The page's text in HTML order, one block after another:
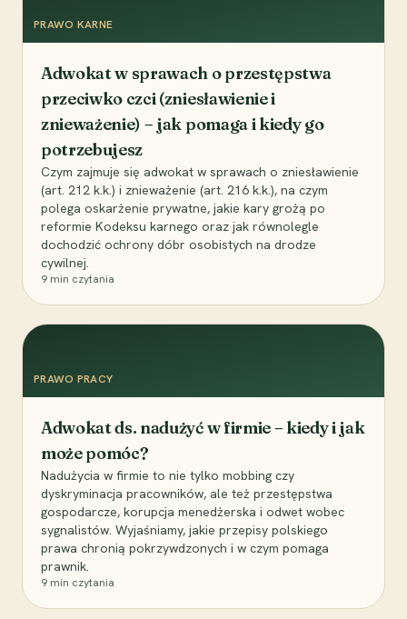
PRAWO KARNE
Adwokat w sprawach o przestępstwa
przeciwko czci (zniesławienie i
znieważenie) – jak pomaga i kiedy go
potrzebujesz
Czym zajmuje się adwokat w sprawach o zniesławienie
(art. 212 k.k.) i znieważenie (art. 216 k.k.), na czym
polega oskarżenie prywatne, jakie kary grożą po
reformie Kodeksu karnego oraz jak równolegle
dochodzić ochrony dóbr osobistych na drodze
cywilnej.
9 min czytania
PRAWO PRACY
Adwokat ds. nadużyć w firmie – kiedy i jak
może pomóc?
Nadużycia w firmie to nie tylko mobbing czy
dyskryminacja pracowników, ale też przestępstwa
gospodarcze, korupcja menedżerska i odwet wobec
sygnalistów. Wyjaśniamy, jakie przepisy polskiego
prawa chronią pokrzywdzonych i w czym pomaga
prawnik.
9 min czytania